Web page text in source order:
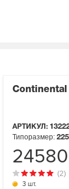
Continental
АРТИКУЛ:
3 шт.
(2)
Типоразмер:
24580